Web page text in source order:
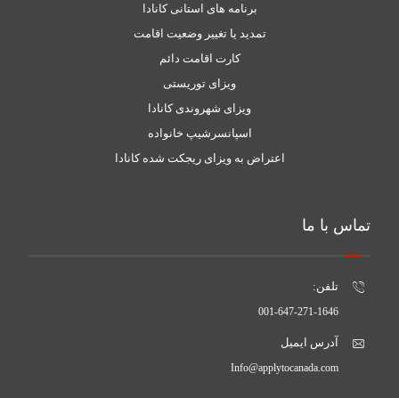
برنامه های استانی کانادا
تمدید یا تغییر وضعیت اقامت
کارت اقامت دائم
ویزای توریستی
ویزای شهروندی کانادا
اسپانسرشیپ خانواده
اعتراض به ویزای ریجکت شده کانادا
تماس با ما
تلفن:
001-647-271-1646
آدرس ایمیل
Info@applytocanada.com